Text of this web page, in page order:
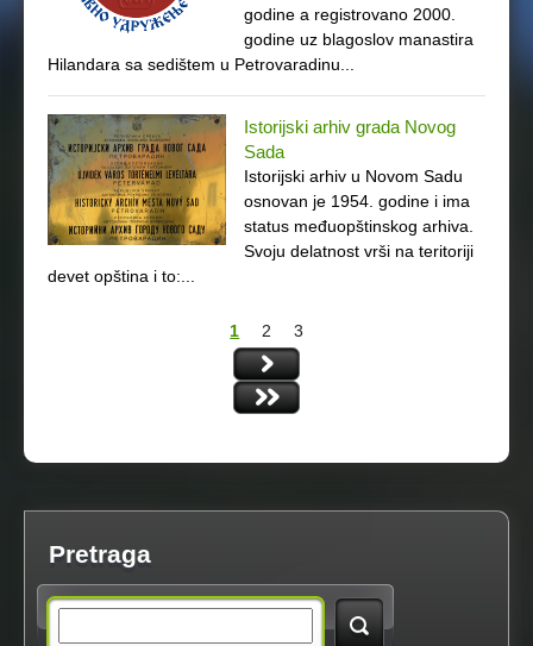
godine a registrovano 2000.
godine uz blagoslov manastira
Hilandara sa sedištem u Petrovaradinu...
Istorijski arhiv grada Novog
Sada
Istorijski arhiv u Novom Sadu
osnovan je 1954. godine i ima
status međuopštinskog arhiva.
Svoju delatnost vrši na teritoriji
devet opština i to:...
1 2 3
Pretraga